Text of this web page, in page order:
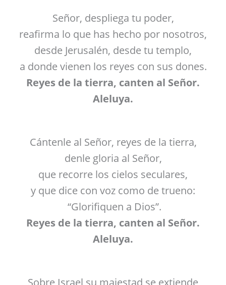
Señor, despliega tu poder,
reafirma lo que has hecho por nosotros,
desde Jerusalén, desde tu templo,
a donde vienen los reyes con sus dones.
Reyes de la tierra, canten al Señor.
Aleluya.
Cántenle al Señor, reyes de la tierra,
denle gloria al Señor,
que recorre los cielos seculares,
y que dice con voz como de trueno:
“Glorifiquen a Dios”.
Reyes de la tierra, canten al Señor.
Aleluya.
Sobre Israel su majestad se extiende